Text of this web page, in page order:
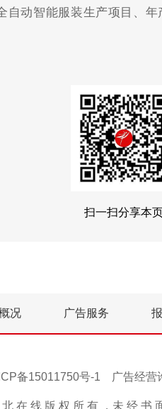
自动智能服装生产项目、
扫一扫分享本
况 广告服务
备15011750号-1 广告经营
北 在 线 版 权 所 有 ，未 经 书